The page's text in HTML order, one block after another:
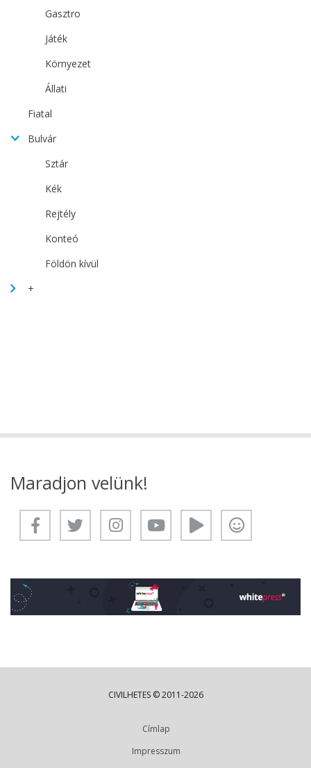
Gasztro
Játék
Környezet
Állati
Fiatal
Bulvár
Sztár
Kék
Rejtély
Konteó
Földön kívül
+
Maradjon velünk!
CIVILHETES © 2011-2026
Címlap
Impresszum